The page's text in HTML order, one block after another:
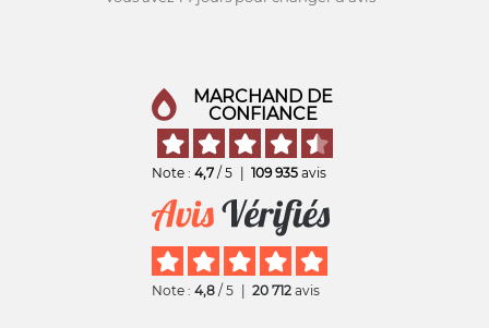
MARCHAND DE
CONFIANCE
Note : 4,7 / 5 109 935 avis
Note : 4,8 / 5 20 712 avis